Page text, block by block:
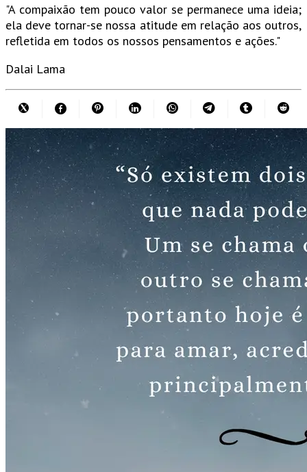
"A compaixão tem pouco valor se permanece uma ideia;
ela deve tornar-se nossa atitude em relação aos outros,
refletida em todos os nossos pensamentos e ações."
Dalai Lama